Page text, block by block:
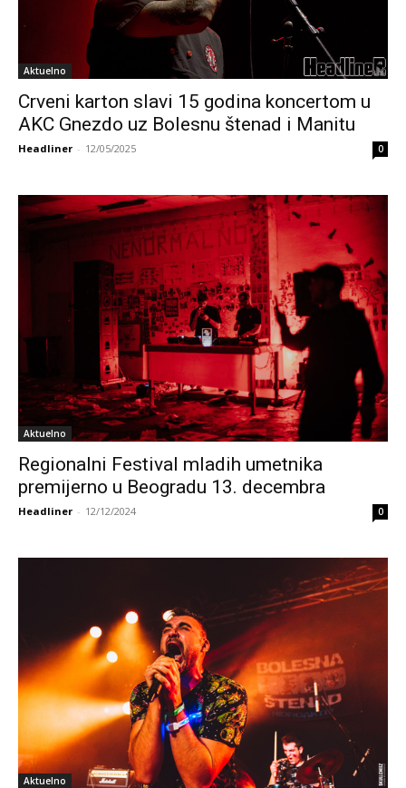
Aktuelno
Crveni karton slavi 15 godina koncertom u
AKC Gnezdo uz Bolesnu štenad i Manitu
Headliner - 12/05/2025 0
Aktuelno
Regionalni Festival mladih umetnika
premijerno u Beogradu 13. decembra
Headliner - 12/12/2024 0
Aktuelno